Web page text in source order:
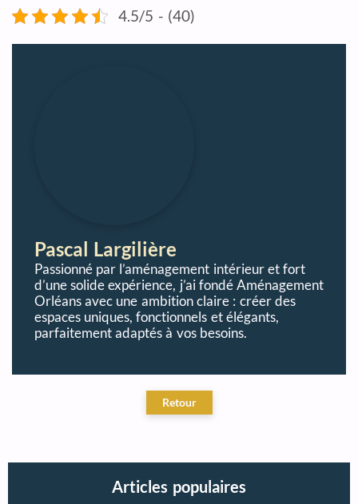
4.5/5 - (40)
Pascal Largilière
Passionné par l’aménagement intérieur et fort
d’une solide expérience, j’ai fondé Aménagement
Orléans avec une ambition claire : créer des
espaces uniques, fonctionnels et élégants,
parfaitement adaptés à vos besoins.
Articles populaires